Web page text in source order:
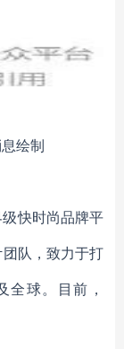
绘制
快时尚品牌平
队，致力于打
全球。目前，